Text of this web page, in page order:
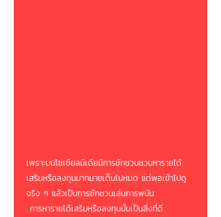
เพราะบนโซเซียลมีเดียมีการชักชวนชวนหารายได้
เสริมหรือลงทุนมากมายเต็มไปหมด แต่พอเข้าไปดู
จริง ๆ แล้วเป็นการชักชวนเล่นการพนัน
การหารายได้เสริมหรือลงทุนนั้นเป็นสิ่งที่ดี